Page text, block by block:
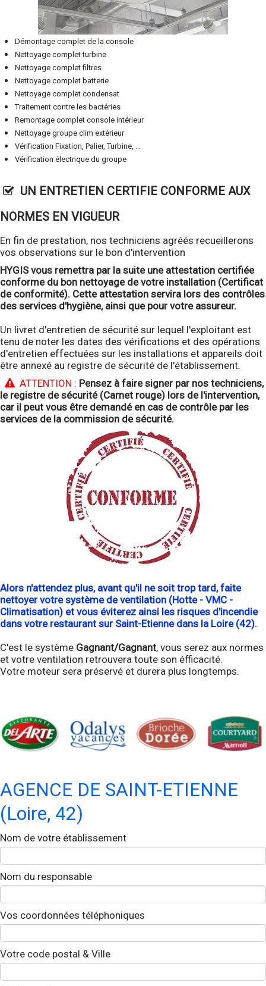
Démontage complet de la console
Nettoyage complet turbine
Nettoyage complet filtres
Nettoyage complet batterie
Nettoyage complet condensat
Traitement contre les bactéries
Remontage complet console intérieur
Nettoyage groupe clim extérieur
Vérification Fixation, Palier, Turbine, ...
Vérification électrique du groupe
UN ENTRETIEN CERTIFIE CONFORME AUX
NORMES EN VIGUEUR
En fin de prestation, nos techniciens agréés recueillerons
vos observations sur le bon d'intervention
HYGIS vous remettra par la suite une attestation certifiée
conforme du bon nettoyage de votre installation (Certificat
de conformité). Cette attestation servira lors des contrôles
des services d'hygiène, ainsi que pour votre assureur.
Un livret d'entretien de sécurité sur lequel l'exploitant est
tenu de noter les dates des vérifications et des opérations
d'entretien effectuées sur les installations et appareils doit
être annexé au registre de sécurité de l'établissement.
ATTENTION : Pensez à faire signer par nos techniciens,
le registre de sécurité (Carnet rouge) lors de l'intervention,
car il peut vous être demandé en cas de contrôle par les
services de la commission de sécurité.
Alors n'attendez plus, avant qu'il ne soit trop tard, faite
nettoyer votre système de ventilation (Hotte - VMC -
Climatisation) et vous éviterez ainsi les risques d'incendie
dans votre restaurant sur Saint-Etienne dans la Loire (42).
C'est le système Gagnant/Gagnant, vous serez aux normes
et votre ventilation retrouvera toute son éfficacité.
Votre moteur sera préservé et durera plus longtemps.
AGENCE DE SAINT-ETIENNE
(Loire, 42)
Nom de votre établissement
Nom du responsable
Vos coordonnées téléphoniques
Votre code postal & Ville